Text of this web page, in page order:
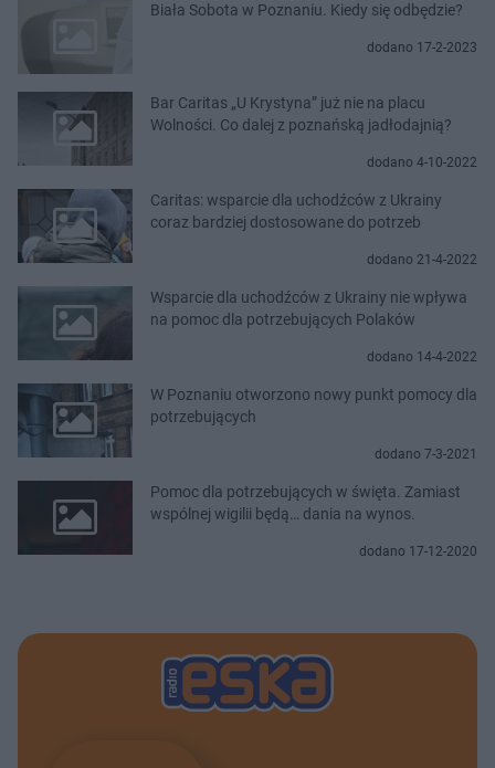
Biała Sobota w Poznaniu. Kiedy się odbędzie?
dodano 17-2-2023
Bar Caritas „U Krystyna” już nie na placu
Wolności. Co dalej z poznańską jadłodajnią?
dodano 4-10-2022
Caritas: wsparcie dla uchodźców z Ukrainy
coraz bardziej dostosowane do potrzeb
dodano 21-4-2022
Wsparcie dla uchodźców z Ukrainy nie wpływa
na pomoc dla potrzebujących Polaków
dodano 14-4-2022
W Poznaniu otworzono nowy punkt pomocy dla
potrzebujących
dodano 7-3-2021
Pomoc dla potrzebujących w święta. Zamiast
wspólnej wigilii będą… dania na wynos.
dodano 17-12-2020